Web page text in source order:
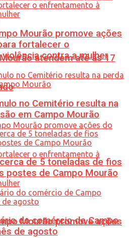
atendem até às 17
Mourão promove ações
Mourão promove ações
fortalecer o
contra a mulher
no Cemitério resulta na
em Campo Mourão
de 5 toneladas de fios
postes de Campo Mourão
do comércio de Campo
de agosto